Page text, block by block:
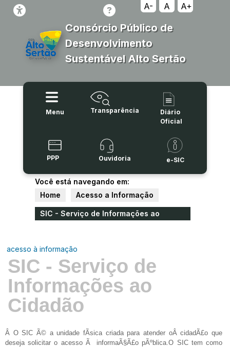
A- A A+
Consórcio Público de
Desenvolvimento
Sustentável Alto Sertão
Menu Transparência
Diário
Oficial
PPP Ouvidoria e-SIC
Você está navegando em:
Home
Acesso a Informação
SIC - Serviço de Informações ao
acesso à informação
SIC - Serviço de
Informações ao
Cidadão
Â O SIC Ã© a unidade fÃ­sica criada para atender oÂ cidadÃ£o que
deseja solicitar o acesso Ã informaÃ§Ã£o pÃºblica.O SIC tem como